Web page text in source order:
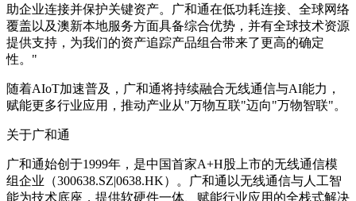
助企业连接并保护关键资产。广和通在低功耗连接、全球网络
覆盖以及澳新本地服务方面具备综合优势，并有全球技术资源
提供支持，为我们的资产追踪产品组合带来了更高的确定
性。"
随着AIoT加速普及，广和通将持续融合无线通信与AI能力，
赋能更多行业应用，推动产业从"万物互联"迈向"万物智联"。
关于广和通
广和通始创于1999年，是中国首家A+H股上市的无线通信模
组企业（300638.SZ|0638.HK）。广和通以无线通信与人工智
能为技术底座，提供软硬件一体、赋能行业应用的全栈式解决